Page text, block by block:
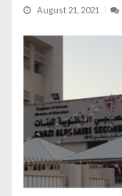
August 21, 2021